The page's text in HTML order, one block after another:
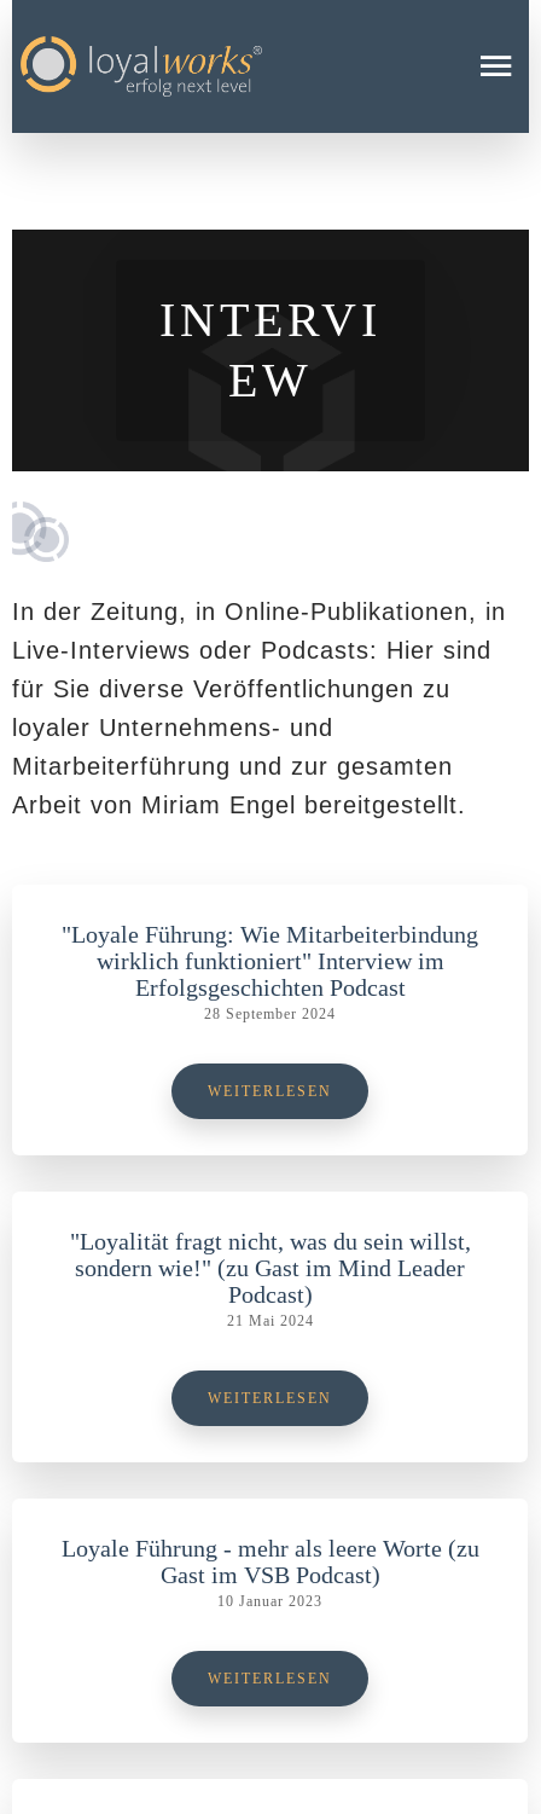
INTERVI
EW
In der Zeitung, in Online-Publikationen, in
Live-Interviews oder Podcasts: Hier sind
für Sie diverse Veröffentlichungen zu
loyaler Unternehmens- und
Mitarbeiterführung und zur gesamten
Arbeit von Miriam Engel bereitgestellt.
"Loyale Führung: Wie Mitarbeiterbindung
wirklich funktioniert" Interview im
Erfolgsgeschichten Podcast
28 September 2024
WEITERLESEN
"Loyalität fragt nicht, was du sein willst,
sondern wie!" (zu Gast im Mind Leader
Podcast)
21 Mai 2024
WEITERLESEN
Loyale Führung - mehr als leere Worte (zu
Gast im VSB Podcast)
10 Januar 2023
WEITERLESEN